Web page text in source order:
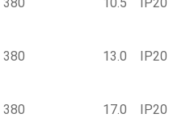
380 13.0 IP20
380 17.0 IP20